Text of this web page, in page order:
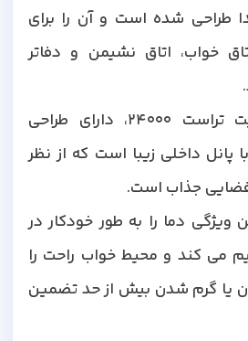
شده است و آن را برای
خواب، اتاق نشیمن و دفاتر
اسپلیت تراست 24000، دارای طراحی
داخلی زیبا است که از نظر
جذاب است.
دما را به طور خودکار در
کند و محیط خواب راحت را
گرم شدن بیش از حد تضمین